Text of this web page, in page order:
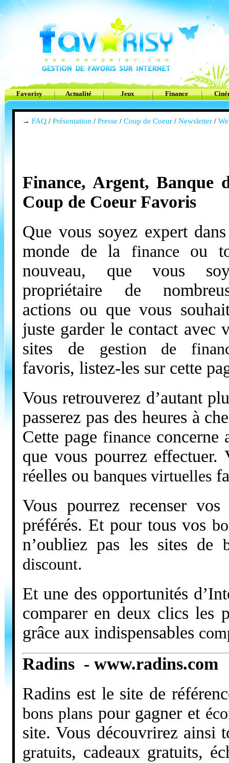
Favorisy Actualité Jeux Finance
→ FAQ / Présentation / Presse / Coup de Coeur / Newsletter /
Finance, Argent, Banque
Coup de Coeur Favoris
Que vous soyez expert
monde de la finance ou
nouveau, que vous
propriétaire de
actions ou que vous
juste garder le contact avec
sites de gestion de
favoris, listez-les sur cette
Vous retrouverez d’autant
passerez pas des heures à
Cette page finance concerne
que vous pourrez effectuer.
réelles ou banques virtuelles
Vous pourrez recenser vos
préférés. Et pour tous vos
n’oubliez pas les sites de
discount.
Et une des opportunités
comparer en deux clics les
grâce aux indispensables
Radins - www.radins.com
Radins est le site de
bons planspour gagner et
site. Vous découvrirez ainsi
gratuits, cadeaux gratuits,